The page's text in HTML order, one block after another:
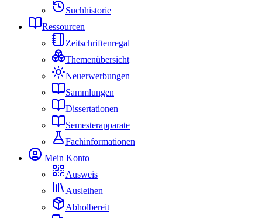
Suchhistorie
Ressourcen
Zeitschriftenregal
Themenübersicht
Neuerwerbungen
Sammlungen
Dissertationen
Semesterapparate
Fachinformationen
Mein Konto
Ausweis
Ausleihen
Abholbereit